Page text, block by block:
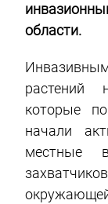
области.
растений
которые
начали
местные